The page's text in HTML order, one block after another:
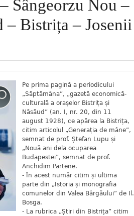
Sângeorzu Nou –
– Bistrița – Josenii
Pe prima pagină a periodicului
„Săptămâna”, „gazetă economică-
culturală a orașelor Bistrița și
Năsăud” (an. I, nr. 20, din 11
august 1928), ce apărea la Bistrița,
citim articolul „Generația de mâne”,
semnat de prof. Ștefan Lupu și
„Nouă ani dela ocuparea
Budapestei”, semnat de prof.
Anchidim Partene.
- În acest număr citim și ultima
parte din „Istoria și monografia
comunelor din Valea Bârgăului” de Il.
Bosga.
- La rubrica „Știri din Bistrița” citim